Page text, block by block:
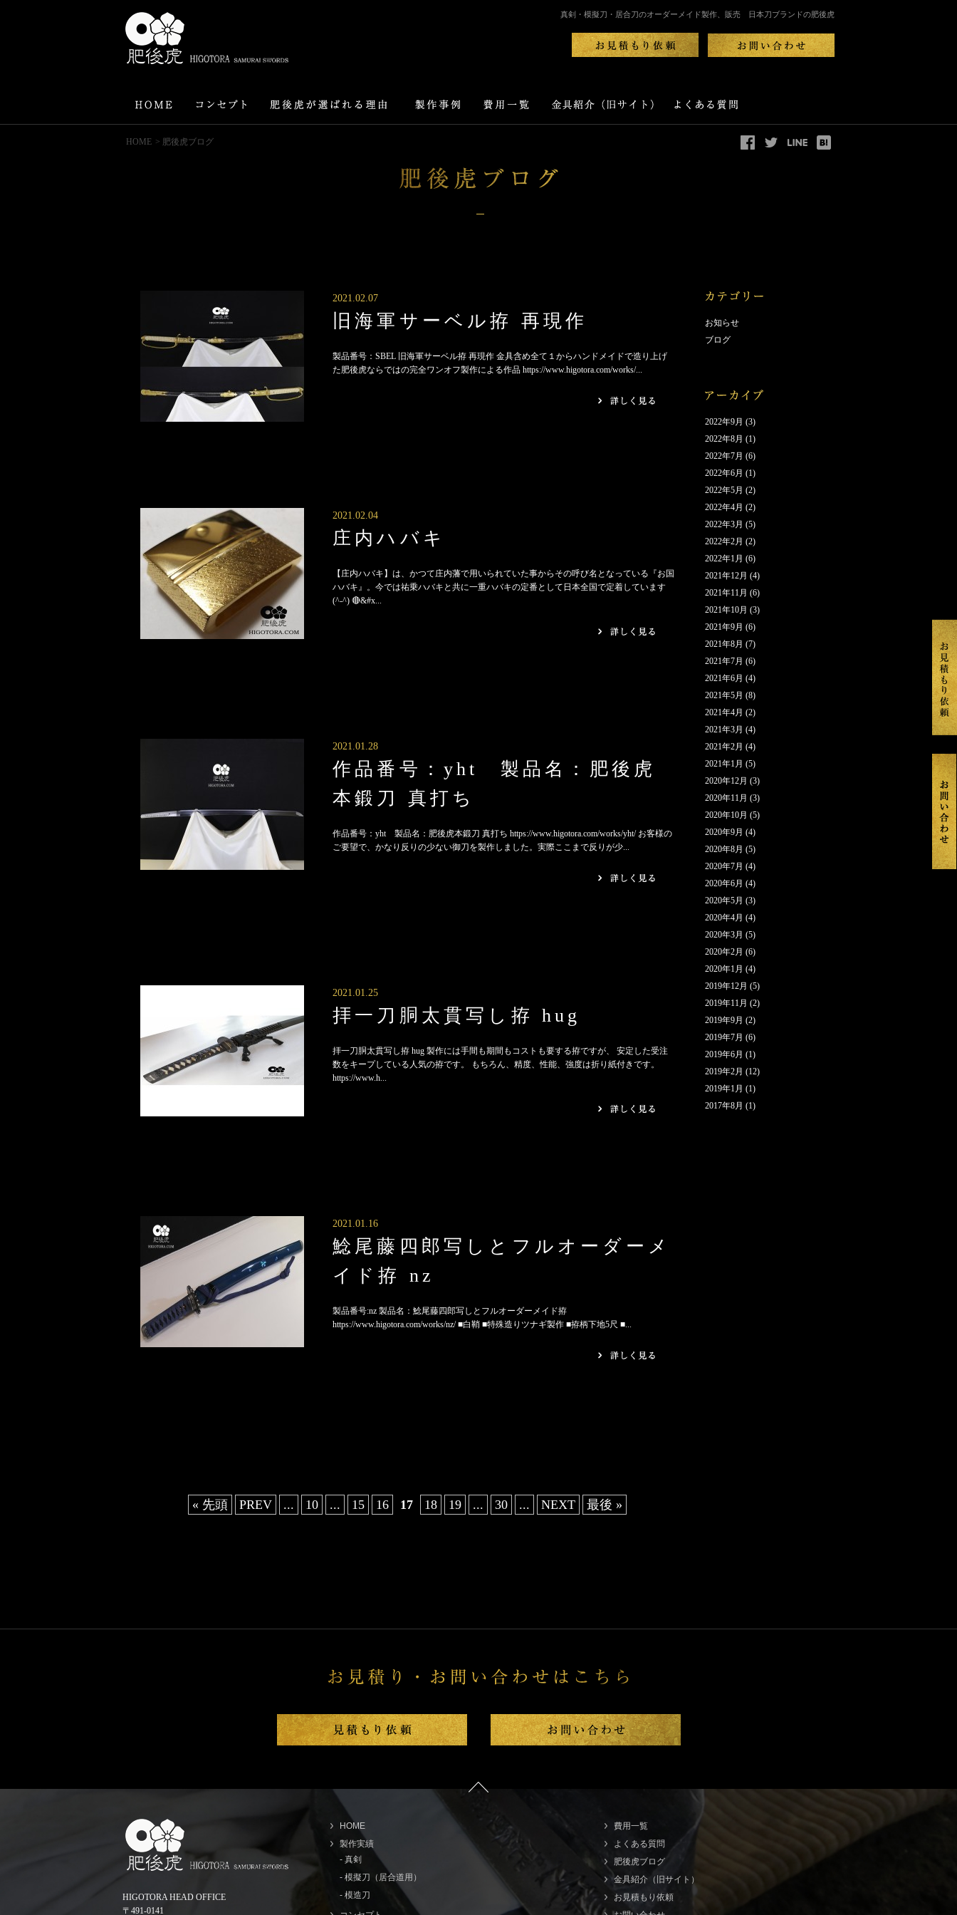
真剣・模擬刀・居合刀のオーダーメイド製作、販売 日本刀ブランドの肥後虎
HOME > 肥後虎ブログ
2021.02.07
旧海軍サーベル拵 再現作
製品番号：SBEL 旧海軍サーベル拵 再現作 金具含め全て１からハンドメイドで造り上げ
た肥後虎ならではの完全ワンオフ製作による作品 https://www.higotora.com/works/...
2021.02.04
庄内ハバキ
【庄内ハバキ】は、かつて庄内藩で用いられていた事からその呼び名となっている『お国
ハバキ』。今では祐乗ハバキと共に一重ハバキの定番として日本全国で定着しています
(^-^) 🔴&#x...
2021.01.28
作品番号：yht 製品名：肥後虎
本鍛刀 真打ち
作品番号：yht 製品名：肥後虎本鍛刀 真打ち https://www.higotora.com/works/yht/ お客様の
ご要望で、かなり反りの少ない御刀を製作しました。実際ここまで反りが少...
2021.01.25
拝一刀胴太貫写し拵 hug
拝一刀胴太貫写し拵 hug 製作には手間も期間もコストも要する拵ですが、 安定した受注
数をキープしている人気の拵です。 もちろん、精度、性能、強度は折り紙付きです。
https://www.h...
2021.01.16
鯰尾藤四郎写しとフルオーダーメ
イド拵 nz
製品番号:nz 製品名：鯰尾藤四郎写しとフルオーダーメイド拵
https://www.higotora.com/works/nz/ ■白鞘 ■特殊造りツナギ製作 ■拵柄下地5尺 ■...
« 先頭 PREV ... 10 ... 15 16 17 18 19 ... 30 ... NEXT 最後 »
お知らせ
ブログ
2022年9月 (3)
2022年8月 (1)
2022年7月 (6)
2022年6月 (1)
2022年5月 (2)
2022年4月 (2)
2022年3月 (5)
2022年2月 (2)
2022年1月 (6)
2021年12月 (4)
2021年11月 (6)
2021年10月 (3)
2021年9月 (6)
2021年8月 (7)
2021年7月 (6)
2021年6月 (4)
2021年5月 (8)
2021年4月 (2)
2021年3月 (4)
2021年2月 (4)
2021年1月 (5)
2020年12月 (3)
2020年11月 (3)
2020年10月 (5)
2020年9月 (4)
2020年8月 (5)
2020年7月 (4)
2020年6月 (4)
2020年5月 (3)
2020年4月 (4)
2020年3月 (5)
2020年2月 (6)
2020年1月 (4)
2019年12月 (5)
2019年11月 (2)
2019年9月 (2)
2019年7月 (6)
2019年6月 (1)
2019年2月 (12)
2019年1月 (1)
2017年8月 (1)
HIGOTORA HEAD OFFICE
〒491-0141
HOME
製作実績
- 真剣
- 模擬刀（居合道用）
- 模造刀
費用一覧
よくある質問
肥後虎ブログ
金具紹介（旧サイト）
お見積もり依頼